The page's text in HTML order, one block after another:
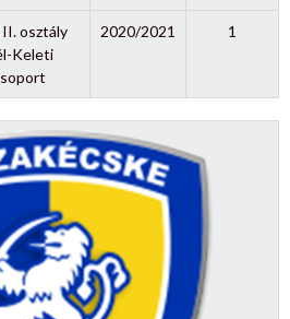
osztály
Keleti
2020/2021 1